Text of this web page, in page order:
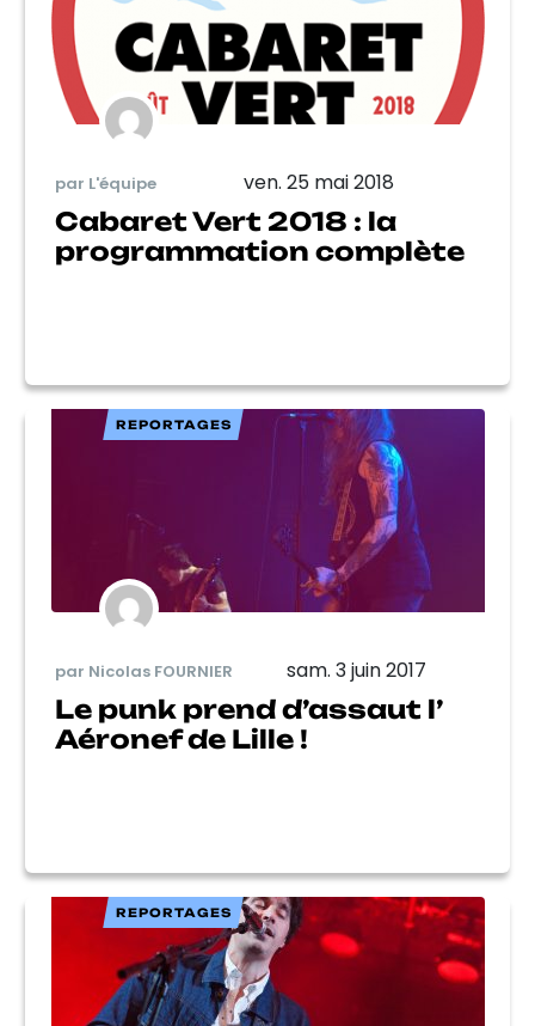
par L'équipe ven. 25 mai 2018
Cabaret Vert 2018 : la
programmation complète
REPORTAGES
par Nicolas FOURNIER sam. 3 juin 2017
Le punk prend d’assaut l’
Aéronef de Lille !
REPORTAGES